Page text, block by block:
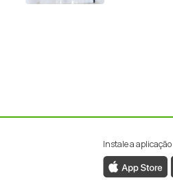
Instale a aplicação